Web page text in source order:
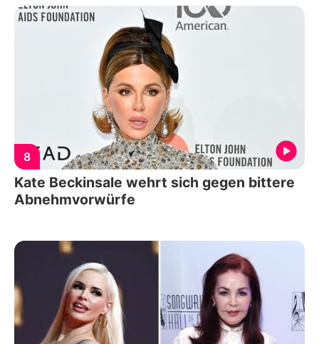
8
Kate Beckinsale wehrt sich gegen bittere
Abnehmvorwürfe